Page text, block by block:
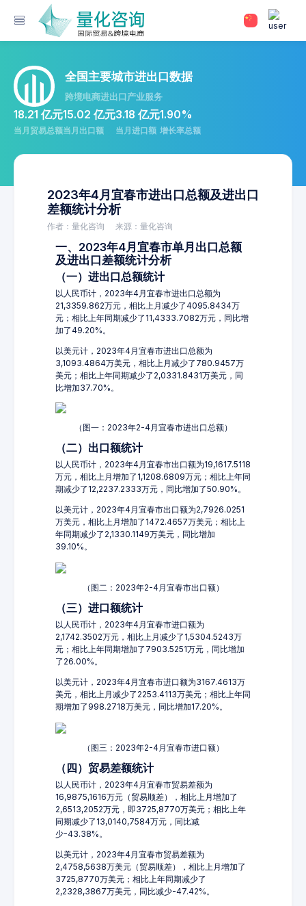
全国主要城市进出口数据
跨境电商进出口产业服务
18.21 亿元
当月贸易总额
15.02 亿元
当月出口额
3.18 亿元
当月进口额
1.90%
增长率总额
2023年4月宜春市进出口总额及进出口
差额统计分析
作者：量化咨询 来源：量化咨询
一、2023年4月宜春市单月出口总额
及进出口差额统计分析
（一）进出口总额统计
以人民币计，2023年4月宜春市进出口总额为
21,3359.862万元，相比上月减少了4095.8434万
元；相比上年同期减少了11,4333.7082万元，同比增
加了49.20%。
以美元计，2023年4月宜春市进出口总额为
3,1093.4864万美元，相比上月减少了780.9457万
美元；相比上年同期减少了2,0331.8431万美元，同
比增加37.70%。
（图一：2023年2-4月宜春市进出口总额）
（二）出口额统计
以人民币计，2023年4月宜春市出口额为19,1617.5118
万元，相比上月增加了1,1208.6809万元；相比上年同
期减少了12,2237.2333万元，同比增加了50.90%。
以美元计，2023年4月宜春市出口额为2,7926.0251
万美元，相比上月增加了1472.4657万美元；相比上
年同期减少了2,1330.1149万美元，同比增加
39.10%。
（图二：2023年2-4月宜春市出口额）
（三）进口额统计
以人民币计，2023年4月宜春市进口额为
2,1742.3502万元，相比上月减少了1,5304.5243万
元；相比上年同期增加了7903.5251万元，同比增加
了26.00%。
以美元计，2023年4月宜春市进口额为3167.4613万
美元，相比上月减少了2253.4113万美元；相比上年同
期增加了998.2718万美元，同比增加17.20%。
（图三：2023年2-4月宜春市进口额）
（四）贸易差额统计
以人民币计，2023年4月宜春市贸易差额为
16,9875,1616万元（贸易顺差），相比上月增加了
2,6513,2052万元，即3725,8770万美元；相比上年
同期减少了13,0140,7584万元，同比减
少-43.38%。
以美元计，2023年4月宜春市贸易差额为
2,4758,5638万美元（贸易顺差），相比上月增加了
3725,8770万美元；相比上年同期减少了
2,2328,3867万美元，同比减少-47.42%。